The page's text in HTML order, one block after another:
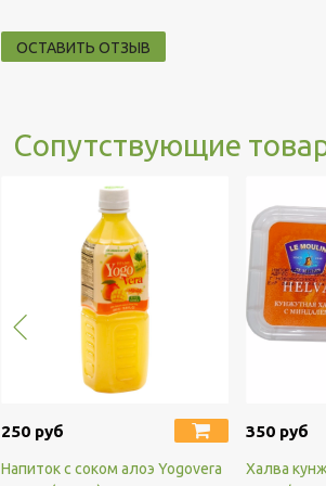
ОСТАВИТЬ ОТЗЫВ
Сопутствующие
250 руб
Напиток с соком алоэ Yogovera
350 руб
Халва